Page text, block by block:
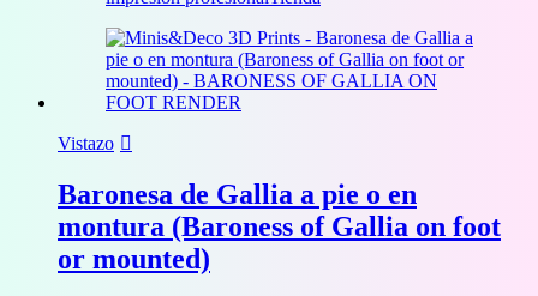
Vistazo
Baronesa de Gallia a pie o en
montura (Baroness of Gallia on foot
or mounted)